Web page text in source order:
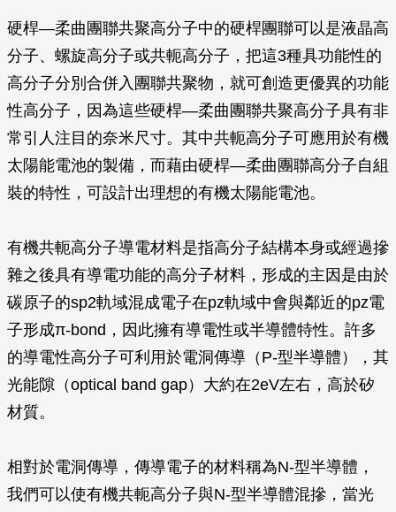
硬桿—柔曲團聯共聚高分子中的硬桿團聯可以是液晶高
分子、螺旋高分子或共軛高分子，把這3種具功能性的
高分子分別合併入團聯共聚物，就可創造更優異的功能
性高分子，因為這些硬桿—柔曲團聯共聚高分子具有非
常引人注目的奈米尺寸。其中共軛高分子可應用於有機
太陽能電池的製備，而藉由硬桿—柔曲團聯高分子自組
裝的特性，可設計出理想的有機太陽能電池。
有機共軛高分子導電材料是指高分子結構本身或經過摻
雜之後具有導電功能的高分子材料，形成的主因是由於
碳原子的sp2軌域混成電子在pz軌域中會與鄰近的pz電
子形成π-bond，因此擁有導電性或半導體特性。許多
的導電性高分子可利用於電洞傳導（P-型半導體），其
光能隙（optical band gap）大約在2eV左右，高於矽
材質。
相對於電洞傳導，傳導電子的材料稱為N-型半導體，
我們可以使有機共軛高分子與N-型半導體混摻，當光